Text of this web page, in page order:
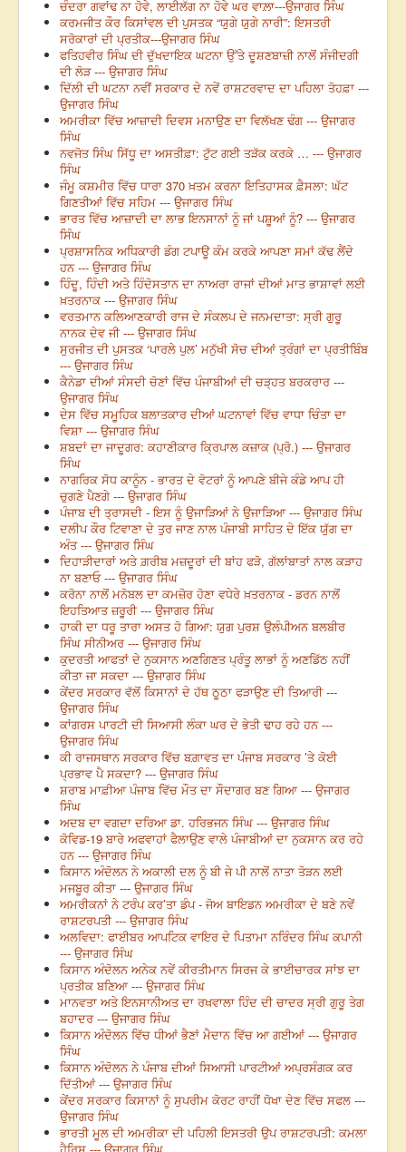
ਚੰਦਰਾ ਗਵਾਂਢ ਨਾ ਹੋਵੇ, ਲਾਈਲੱਗ ਨਾ ਹੋਵੇ ਘਰ ਵਾਲ਼ਾ---ਉਜਾਗਰ ਸਿੰਘ
ਕਰਮਜੀਤ ਕੌਰ ਕਿਸਾਂਵਲ ਦੀ ਪੁਸਤਕ “ਯੁਗੇ ਯੁਗੇ ਨਾਰੀ”: ਇਸਤਰੀ
ਸਰੋਕਾਰਾਂ ਦੀ ਪ੍ਰਤੀਕ---ਉਜਾਗਰ ਸਿੰਘ
ਫਤਿਹਵੀਰ ਸਿੰਘ ਦੀ ਦੁੱਖਦਾਇਕ ਘਟਨਾ ਉੱਤੇ ਦੂਸ਼ਣਬਾਜ਼ੀ ਨਾਲੋਂ ਸੰਜੀਦਗੀ
ਦੀ ਲੋੜ --- ਉਜਾਗਰ ਸਿੰਘ
ਦਿੱਲੀ ਦੀ ਘਟਨਾ ਨਵੀਂ ਸਰਕਾਰ ਦੇ ਨਵੇਂ ਰਾਸ਼ਟਰਵਾਦ ਦਾ ਪਹਿਲਾ ਤੋਹਫ਼ਾ ---
ਉਜਾਗਰ ਸਿੰਘ
ਅਮਰੀਕਾ ਵਿੱਚ ਆਜ਼ਾਦੀ ਦਿਵਸ ਮਨਾਉਣ ਦਾ ਵਿਲੱਖਣ ਢੰਗ --- ਉਜਾਗਰ
ਸਿੰਘ
ਨਵਜੋਤ ਸਿੰਘ ਸਿੱਧੂ ਦਾ ਅਸਤੀਫ਼ਾ: ਟੁੱਟ ਗਈ ਤੜੱਕ ਕਰਕੇ … --- ਉਜਾਗਰ
ਸਿੰਘ
ਜੰਮੂ ਕਸ਼ਮੀਰ ਵਿੱਚ ਧਾਰਾ 370 ਖ਼ਤਮ ਕਰਨਾ ਇਤਿਹਾਸਕ ਫ਼ੈਸਲਾ: ਘੱਟ
ਗਿਣਤੀਆਂ ਵਿੱਚ ਸਹਿਮ --- ਉਜਾਗਰ ਸਿੰਘ
ਭਾਰਤ ਵਿੱਚ ਆਜ਼ਾਦੀ ਦਾ ਲਾਭ ਇਨਸਾਨਾਂ ਨੂੰ ਜਾਂ ਪਸ਼ੂਆਂ ਨੂੰ? --- ਉਜਾਗਰ
ਸਿੰਘ
ਪ੍ਰਸ਼ਾਸਨਿਕ ਅਧਿਕਾਰੀ ਡੰਗ ਟਪਾਊ ਕੰਮ ਕਰਕੇ ਆਪਣਾ ਸਮਾਂ ਕੱਢ ਲੈਂਦੇ
ਹਨ --- ਉਜਾਗਰ ਸਿੰਘ
ਹਿੰਦੂ, ਹਿੰਦੀ ਅਤੇ ਹਿੰਦੋਸਤਾਨ ਦਾ ਨਾਅਰਾ ਰਾਜਾਂ ਦੀਆਂ ਮਾਤ ਭਾਸ਼ਾਵਾਂ ਲਈ
ਖ਼ਤਰਨਾਕ --- ਉਜਾਗਰ ਸਿੰਘ
ਵਰਤਮਾਨ ਕਲਿਆਣਕਾਰੀ ਰਾਜ ਦੇ ਸੰਕਲਪ ਦੇ ਜਨਮਦਾਤਾ: ਸ੍ਰੀ ਗੁਰੂ
ਨਾਨਕ ਦੇਵ ਜੀ --- ਉਜਾਗਰ ਸਿੰਘ
ਸੁਰਜੀਤ ਦੀ ਪੁਸਤਕ ‘ਪਾਰਲੇ ਪੁਲ’ ਮਨੁੱਖੀ ਸੋਚ ਦੀਆਂ ਤ੍ਰੰਗਾਂ ਦਾ ਪ੍ਰਤੀਬਿੰਬ
--- ਉਜਾਗਰ ਸਿੰਘ
ਕੈਨੇਡਾ ਦੀਆਂ ਸੰਸਦੀ ਚੋਣਾਂ ਵਿੱਚ ਪੰਜਾਬੀਆਂ ਦੀ ਚੜ੍ਹਤ ਬਰਕਰਾਰ ---
ਉਜਾਗਰ ਸਿੰਘ
ਦੇਸ ਵਿੱਚ ਸਮੂਹਿਕ ਬਲਾਤਕਾਰ ਦੀਆਂ ਘਟਨਾਵਾਂ ਵਿੱਚ ਵਾਧਾ ਚਿੰਤਾ ਦਾ
ਵਿਸ਼ਾ --- ਉਜਾਗਰ ਸਿੰਘ
ਸ਼ਬਦਾਂ ਦਾ ਜਾਦੂਗਰ: ਕਹਾਣੀਕਾਰ ਕ੍ਰਿਪਾਲ ਕਜ਼ਾਕ (ਪ੍ਰੋ.) --- ਉਜਾਗਰ
ਸਿੰਘ
ਨਾਗਰਿਕ ਸੋਧ ਕਾਨੂੰਨ - ਭਾਰਤ ਦੇ ਵੋਟਰਾਂ ਨੂੰ ਆਪਣੇ ਬੀਜੇ ਕੰਡੇ ਆਪ ਹੀ
ਚੁਗਣੇ ਪੈਣਗੇ --- ਉਜਾਗਰ ਸਿੰਘ
ਪੰਜਾਬ ਦੀ ਤ੍ਰਾਸਦੀ - ਇਸ ਨੂੰ ਉਜਾੜਿਆਂ ਨੇ ਉਜਾੜਿਆ --- ਉਜਾਗਰ ਸਿੰਘ
ਦਲੀਪ ਕੌਰ ਟਿਵਾਣਾ ਦੇ ਤੁਰ ਜਾਣ ਨਾਲ ਪੰਜਾਬੀ ਸਾਹਿਤ ਦੇ ਇੱਕ ਯੁੱਗ ਦਾ
ਅੰਤ --- ਉਜਾਗਰ ਸਿੰਘ
ਦਿਹਾੜੀਦਾਰਾਂ ਅਤੇ ਗ਼ਰੀਬ ਮਜ਼ਦੂਰਾਂ ਦੀ ਬਾਂਹ ਫੜੋ, ਗੱਲਾਂਬਾਤਾਂ ਨਾਲ ਕੜਾਹ
ਨਾ ਬਣਾਓ --- ਉਜਾਗਰ ਸਿੰਘ
ਕਰੋਨਾ ਨਾਲੋਂ ਮਨੋਬਲ ਦਾ ਕਮਜ਼ੋਰ ਹੋਣਾ ਵਧੇਰੇ ਖ਼ਤਰਨਾਕ - ਡਰਨ ਨਾਲੋਂ
ਇਹਤਿਆਤ ਜ਼ਰੂਰੀ --- ਉਜਾਗਰ ਸਿੰਘ
ਹਾਕੀ ਦਾ ਧਰੂ ਤਾਰਾ ਅਸਤ ਹੋ ਗਿਆ: ਯੁਗ ਪੁਰਸ਼ ਉਲੰਪੀਅਨ ਬਲਬੀਰ
ਸਿੰਘ ਸੀਨੀਅਰ --- ਉਜਾਗਰ ਸਿੰਘ
ਕੁਦਰਤੀ ਆਫਤਾਂ ਦੇ ਨੁਕਸਾਨ ਅਣਗਿਣਤ ਪ੍ਰੰਤੂ ਲਾਭਾਂ ਨੂੰ ਅਣਡਿੱਠ ਨਹੀਂ
ਕੀਤਾ ਜਾ ਸਕਦਾ --- ਉਜਾਗਰ ਸਿੰਘ
ਕੇਂਦਰ ਸਰਕਾਰ ਵੱਲੋਂ ਕਿਸਾਨਾਂ ਦੇ ਹੱਥ ਠੂਠਾ ਫੜਾਉਣ ਦੀ ਤਿਆਰੀ ---
ਉਜਾਗਰ ਸਿੰਘ
ਕਾਂਗਰਸ ਪਾਰਟੀ ਦੀ ਸਿਆਸੀ ਲੰਕਾ ਘਰ ਦੇ ਭੇਤੀ ਢਾਹ ਰਹੇ ਹਨ ---
ਉਜਾਗਰ ਸਿੰਘ
ਕੀ ਰਾਜਸਥਾਨ ਸਰਕਾਰ ਵਿੱਚ ਬਗ਼ਾਵਤ ਦਾ ਪੰਜਾਬ ਸਰਕਾਰ ’ਤੇ ਕੋਈ
ਪ੍ਰਭਾਵ ਪੈ ਸਕਦਾ? --- ਉਜਾਗਰ ਸਿੰਘ
ਸ਼ਰਾਬ ਮਾਫ਼ੀਆ ਪੰਜਾਬ ਵਿੱਚ ਮੌਤ ਦਾ ਸੌਦਾਗਰ ਬਣ ਗਿਆ --- ਉਜਾਗਰ
ਸਿੰਘ
ਅਦਬ ਦਾ ਵਗਦਾ ਦਰਿਆ ਡਾ. ਹਰਿਭਜਨ ਸਿੰਘ --- ਉਜਾਗਰ ਸਿੰਘ
ਕੋਵਿਡ-19 ਬਾਰੇ ਅਫਵਾਹਾਂ ਫੈਲਾਉਣ ਵਾਲੇ ਪੰਜਾਬੀਆਂ ਦਾ ਨੁਕਸਾਨ ਕਰ ਰਹੇ
ਹਨ --- ਉਜਾਗਰ ਸਿੰਘ
ਕਿਸਾਨ ਅੰਦੋਲਨ ਨੇ ਅਕਾਲੀ ਦਲ ਨੂੰ ਬੀ ਜੇ ਪੀ ਨਾਲੋਂ ਨਾਤਾ ਤੋੜਨ ਲਈ
ਮਜਬੂਰ ਕੀਤਾ --- ਉਜਾਗਰ ਸਿੰਘ
ਅਮਰੀਕਨਾਂ ਨੇ ਟਰੰਪ ਕਰ’ਤਾ ਡੰਪ - ਜੋਅ ਬਾਇਡਨ ਅਮਰੀਕਾ ਦੇ ਬਣੇ ਨਵੇਂ
ਰਾਸ਼ਟਰਪਤੀ --- ਉਜਾਗਰ ਸਿੰਘ
ਅਲਵਿਦਾ: ਫਾਈਬਰ ਆਪਟਿਕ ਵਾਇਰ ਦੇ ਪਿਤਾਮਾ ਨਰਿੰਦਰ ਸਿੰਘ ਕਪਾਨੀ
--- ਉਜਾਗਰ ਸਿੰਘ
ਕਿਸਾਨ ਅੰਦੋਲਨ ਅਨੇਕ ਨਵੇਂ ਕੀਰਤੀਮਾਨ ਸਿਰਜ ਕੇ ਭਾਈਚਾਰਕ ਸਾਂਝ ਦਾ
ਪ੍ਰਤੀਕ ਬਣਿਆ --- ਉਜਾਗਰ ਸਿੰਘ
ਮਾਨਵਤਾ ਅਤੇ ਇਨਸਾਨੀਅਤ ਦਾ ਰਖਵਾਲਾ ਹਿੰਦ ਦੀ ਚਾਦਰ ਸ੍ਰੀ ਗੁਰੂ ਤੇਗ
ਬਹਾਦਰ --- ਉਜਾਗਰ ਸਿੰਘ
ਕਿਸਾਨ ਅੰਦੋਲਨ ਵਿੱਚ ਧੀਆਂ ਭੈਣਾਂ ਮੈਦਾਨ ਵਿੱਚ ਆ ਗਈਆਂ --- ਉਜਾਗਰ
ਸਿੰਘ
ਕਿਸਾਨ ਅੰਦੋਲਨ ਨੇ ਪੰਜਾਬ ਦੀਆਂ ਸਿਆਸੀ ਪਾਰਟੀਆਂ ਅਪ੍ਰਸੰਗਕ ਕਰ
ਦਿੱਤੀਆਂ --- ਉਜਾਗਰ ਸਿੰਘ
ਕੇਂਦਰ ਸਰਕਾਰ ਕਿਸਾਨਾਂ ਨੂੰ ਸੁਪਰੀਮ ਕੋਰਟ ਰਾਹੀਂ ਧੋਖਾ ਦੇਣ ਵਿੱਚ ਸਫਲ ---
ਉਜਾਗਰ ਸਿੰਘ
ਭਾਰਤੀ ਮੂਲ ਦੀ ਅਮਰੀਕਾ ਦੀ ਪਹਿਲੀ ਇਸਤਰੀ ਉਪ ਰਾਸ਼ਟਰਪਤੀ: ਕਮਲਾ